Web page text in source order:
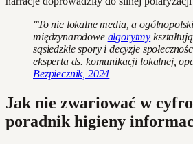
"To nie lokalne media, a
międzynarodowe algorytmy
sąsiedzkie spory i decyzje
eksperta ds. komunikacji lokalnej,
Bezpiecznik, 2024
Jak nie zwariować w
poradnik higieny